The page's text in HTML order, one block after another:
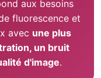
aux besoins
fluorescence et
avec une plus
un bruit
d'image.